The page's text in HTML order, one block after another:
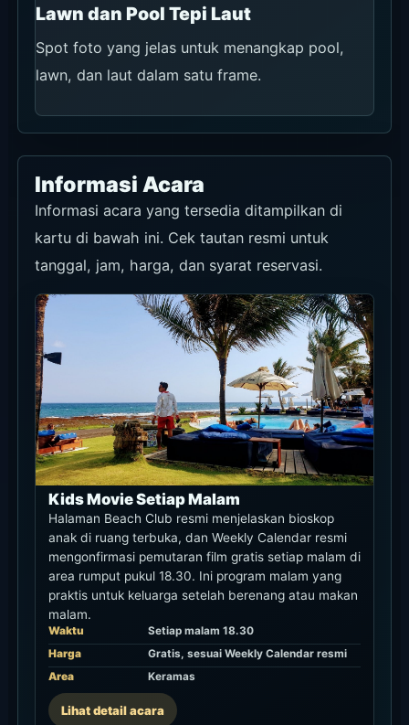
Lawn dan Pool Tepi Laut
Spot foto yang jelas untuk menangkap pool,
lawn, dan laut dalam satu frame.
Informasi Acara
Informasi acara yang tersedia ditampilkan di
kartu di bawah ini. Cek tautan resmi untuk
tanggal, jam, harga, dan syarat reservasi.
Kids Movie Setiap Malam
Halaman Beach Club resmi menjelaskan bioskop
anak di ruang terbuka, dan Weekly Calendar resmi
mengonfirmasi pemutaran film gratis setiap malam di
area rumput pukul 18.30. Ini program malam yang
praktis untuk keluarga setelah berenang atau makan
malam.
Waktu
Setiap malam 18.30
Harga
Gratis, sesuai Weekly Calendar resmi
Area
Keramas
Lihat detail acara